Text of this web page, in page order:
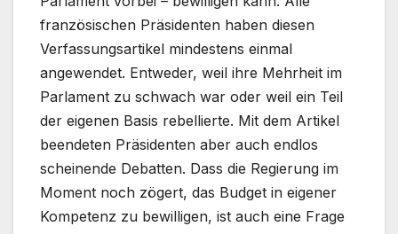
französischen Präsidenten haben diesen
Verfassungsartikel mindestens einmal
angewendet. Entweder, weil ihre Mehrheit im
Parlament zu schwach war oder weil ein Teil
der eigenen Basis rebellierte. Mit dem Artikel
beendeten Präsidenten aber auch endlos
scheinende Debatten. Dass die Regierung im
Moment noch zögert, das Budget in eigener
Kompetenz zu bewilligen, ist auch eine Frage